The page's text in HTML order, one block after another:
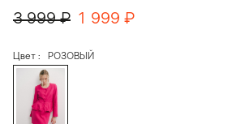
1 999 ₽
3 999 ₽
Цвет РОЗОВЫЙ